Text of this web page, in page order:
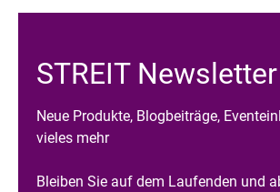
STREIT Newsletter
Neue Produkte, Blogbeiträge,
vieles mehr
Bleiben Sie auf dem Laufenden und